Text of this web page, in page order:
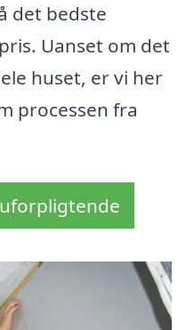
det bedste
Uanset om det
huset, er vi her
processen fra